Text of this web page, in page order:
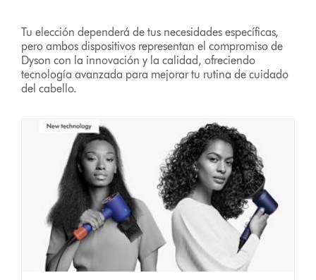
Tu elección dependerá de tus necesidades específicas,
pero ambos dispositivos representan el compromiso de
Dyson con la innovación y la calidad, ofreciendo
tecnología avanzada para mejorar tu rutina de cuidado
del cabello.